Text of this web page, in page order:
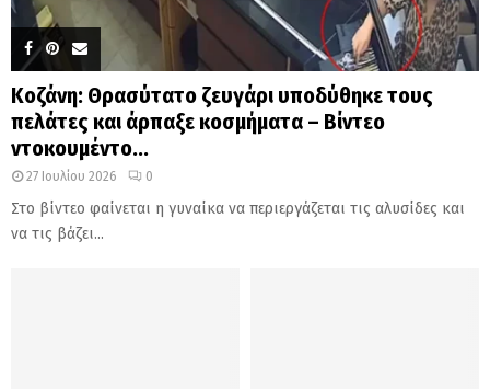
Κοζάνη: Θρασύτατο ζευγάρι υποδύθηκε τους
πελάτες και άρπαξε κοσμήματα – Βίντεο
ντοκουμέντο...
27 Ιουλίου 2026 0
Στο βίντεο φαίνεται η γυναίκα να περιεργάζεται τις αλυσίδες και
να τις βάζει...